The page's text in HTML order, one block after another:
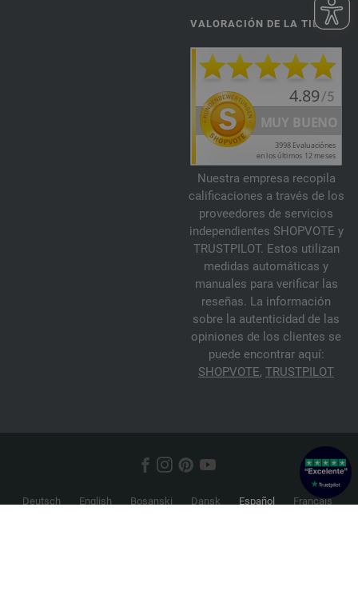
VALORACIÓN DE LA TIENDA
Nuestra empresa recopila
calificaciones a través de los
proveedores de servicios
independientes SHOPVOTE y
TRUSTPILOT. Estos utilizan
medidas automáticas y
manuales para verificar las
reseñas. La información
sobre la autenticidad de las
opiniones de los clientes se
puede encontrar aquí:
SHOPVOTE, TRUSTPILOT
Deutsch English Bosanski Dansk Español
Français